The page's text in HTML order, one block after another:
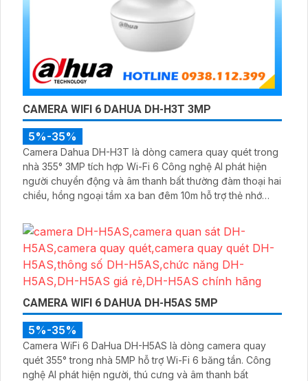
CAMERA WIFI 6 DAHUA DH-H3T 3MP
5%-35%
Camera Dahua DH-H3T là dòng camera quay quét trong
nhà 355° 3MP tích hợp Wi-Fi 6 Công nghệ AI phát hiện
người chuyển động và âm thanh bất thường đàm thoại hai
chiều, hồng ngoại tầm xa ban đêm 10m hỗ trợ thẻ nhớ
DMSS
CAMERA WIFI 6 DAHUA DH-H5AS 5MP
5%-35%
Camera WiFi 6 DaHua DH-H5AS là dòng camera quay
quét 355° trong nhà 5MP hỗ trợ Wi-Fi 6 băng tần. Công
nghệ AI phát hiện người, thú cưng và âm thanh bất